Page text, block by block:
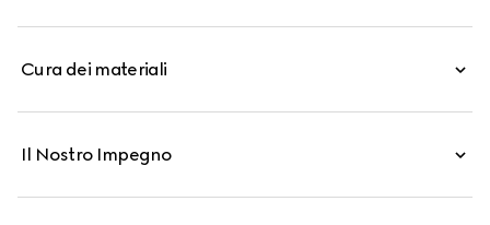
Cura dei materiali
Il Nostro Impegno